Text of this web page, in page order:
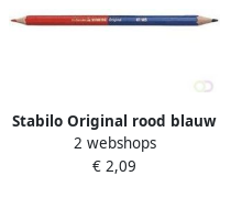
Stabilo Original rood blauw
potlood
2 webshops
€ 2,09